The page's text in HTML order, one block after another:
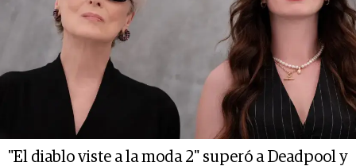
"El diablo viste a la moda 2" superó a Deadpool y